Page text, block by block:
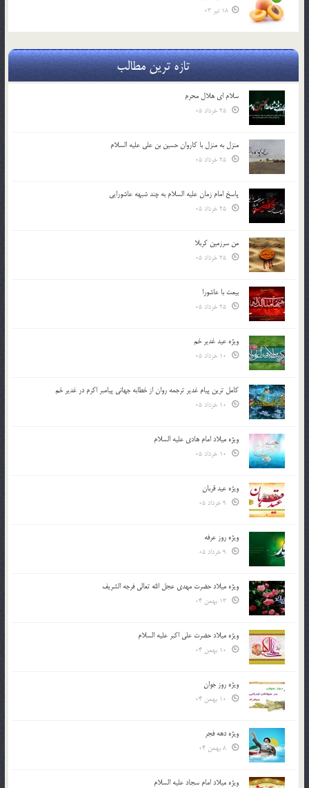
18 تیر 03
تازه ترین مطالب
سلام ای هلال محرم
منزل به منزل با کاروان حسین بن علی علیه السلام
پاسخ امام زمان علیه السلام به چند شبهه عاشورایی
من سرزمین کربلا
بیعت با عاشورا
ویژه عید غدیر خم
کامل ترین پیام غدیر ترجمه روان از خطابه جهانی پیامبر اکرم در غدیر خم
ویژه میلاد امام هادی علیه السلام
ویژه عید قربان
ویژه روز عرفه
ویژه میلاد حضرت مهدی عجل الله تعالی فرجه الشريف
ویژه میلاد حضرت علی اکبر علیه السلام
ویژه روز جوان
ویژه دهه فجر
ویژه میلاد امام سجاد علیه السلام